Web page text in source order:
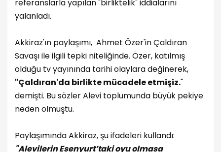
referanslarla yapılan "birliktelik" iddialarını
yalanladı.
Akkiraz'ın paylaşımı, Ahmet Özer'in Çaldıran
Savaşı ile ilgili tepki niteliğinde. Özer, katılmış
olduğu tv yayınında tarihi olaylara değinerek,
"Çaldıran'da birlikte mücadele etmişiz."
demişti. Bu sözler Alevi toplumunda büyük pekiye
neden olmuştu.
Paylaşımında Akkiraz, şu ifadeleri kullandı:
"Alevilerin Esenyurt’taki oyu olmasa